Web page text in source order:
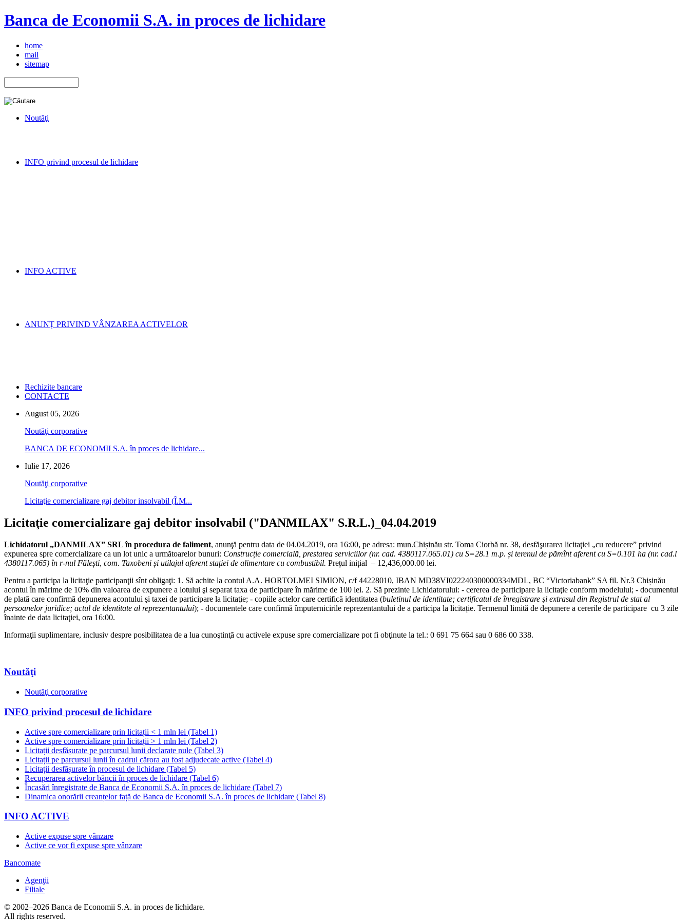
Banca de Economii S.A. in proces de lichidare
home
mail
sitemap
Noutăţi
INFO privind procesul de lichidare
INFO ACTIVE
ANUNȚ PRIVIND VÂNZAREA ACTIVELOR
Rechizite bancare
CONTACTE
August 05, 2026
Noutăţi corporative
BANCA DE ECONOMII S.A. în proces de lichidare...
Iulie 17, 2026
Noutăţi corporative
Licitaţie comercializare gaj debitor insolvabil (Î.M...
Licitaţie comercializare gaj debitor insolvabil ("DANMILAX" S.R.L.)_04.04.2019
Lichidatorul „DANMILAX” SRL în procedura de faliment, anunţă pentru data de 04.04.2019, ora 16:00, pe adresa: mun.Chișinău str. Toma Ciorbă nr. 38, desfăşurarea licitaţiei „cu reducere” privind
expunerea spre comercializare ca un lot unic a următoarelor bunuri: Construcție comercială, prestarea serviciilor (nr. cad. 4380117.065.01) cu S=28.1 m.p. și terenul de pămînt aferent cu S=0.101 ha (nr. cad.l
4380117.065) în r-nul Fălești, com. Taxobeni și utilajul aferent stației de alimentare cu combustibil. Prețul inițial – 12,436,000.00 lei.
Pentru a participa la licitaţie participanţii sînt obligaţi: 1. Să achite la contul A.A. HORTOLMEI SIMION, c/f 44228010, IBAN MD38VI022240300000334MDL, BC “Victoriabank” SA fil. Nr.3 Chișinău
acontul în mărime de 10% din valoarea de expunere a lotului şi separat taxa de participare în mărime de 100 lei. 2. Să prezinte Lichidatorului: - cererea de participare la licitaţie conform modelului; - documentul
de plată care confirmă depunerea acontului şi taxei de participare la licitaţie; - copiile actelor care certifică identitatea (buletinul de identitate; certificatul de înregistrare şi extrasul din Registrul de stat al
persoanelor juridice; actul de identitate al reprezentantului); - documentele care confirmă împuternicirile reprezentantului de a participa la licitație. Termenul limită de depunere a cererile de participare cu 3 zile
înainte de data licitaţiei, ora 16:00.
Informaţii suplimentare, inclusiv despre posibilitatea de a lua cunoştinţă cu activele expuse spre comercializare pot fi obţinute la tel.: 0 691 75 664 sau 0 686 00 338.
Noutăţi
Noutăţi corporative
INFO privind procesul de lichidare
Active spre comercializare prin licitații < 1 mln lei (Tabel 1)
Active spre comercializare prin licitații > 1 mln lei (Tabel 2)
Licitații desfășurate pe parcursul lunii declarate nule (Tabel 3)
Licitații pe parcursul lunii în cadrul cărora au fost adjudecate active (Tabel 4)
Licitații desfășurate în procesul de lichidare (Tabel 5)
Recuperarea activelor băncii în proces de lichidare (Tabel 6)
Încasări înregistrate de Banca de Economii S.A. în proces de lichidare (Tabel 7)
Dinamica onorării creanțelor față de Banca de Economii S.A. în proces de lichidare (Tabel 8)
INFO ACTIVE
Active expuse spre vânzare
Active ce vor fi expuse spre vânzare
Bancomate
Agenţii
Filiale
© 2002–2026 Banca de Economii S.A. in proces de lichidare.
All rights reserved.